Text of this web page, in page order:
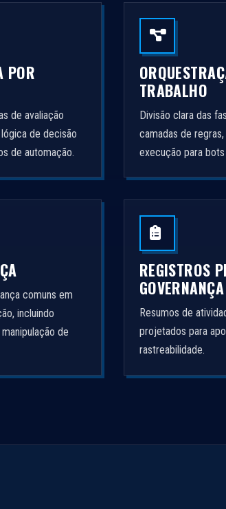
POR
de avaliação
de decisão
de automação.
TRABALHO
Divisão clara das
camadas de
execução para
comuns em
incluindo
de
REGISTROS
GOVERNANÇA
Resumos de
projetados para
rastreabilidade.